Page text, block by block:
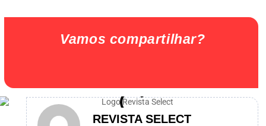
Vamos compartilhar?
REVISTA SELECT